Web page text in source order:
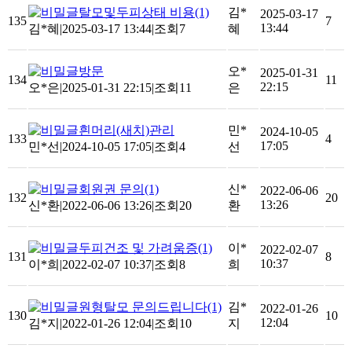
135
탈모및두피상태 비용(1)
김*혜 |2025-03-17 13:44|조회7
김*
혜
2025-03-17
13:44
7
134
방문
오*은|2025-01-31 22:15|조회11
오*
은
2025-01-31
22:15
11
133
흰머리(새치)관리
민*선 |2024-10-05 17:05|조회4
민*
선
2024-10-05
17:05
4
132
회원권 문의 (1)
신*환|2022-06-06 13:26|조회20
신*
환
2022-06-06
13:26
20
131
두피건조 및 가려움증(1)
이*희 |2022-02-07 10:37|조회8
이*
희
2022-02-07
10:37
8
130
원형탈모 문의드립니다(1)
김*지 |2022-01-26 12:04|조회10
김*
지
2022-01-26
12:04
10